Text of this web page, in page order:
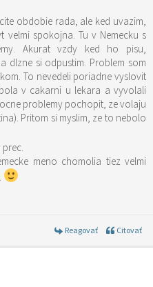
obdobie rada, ale ked uvazim,
velmi spokojna. Tu v Nemecku s
Akurat vzdy ked ho pisu,
To nevedeli poriadne vyslovit
v cakarni u lekara a vyvolali
problemy pochopit, ze volaju
Pritom si myslim, ze to nebolo
meno chomolia tiez velmi
Reagovať Citovať